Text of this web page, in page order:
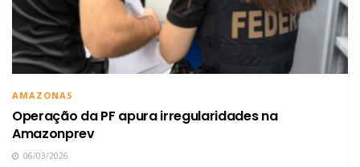
AMAZONAS
Operação da PF apura irregularidades na
Amazonprev
06/03/2026